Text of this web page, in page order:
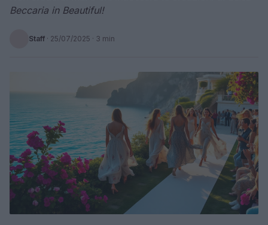
Beccaria in Beautiful!
Staff · 25/07/2025 · 3 min